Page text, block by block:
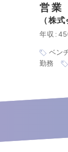
営業
株式
年収
ベン
勤務